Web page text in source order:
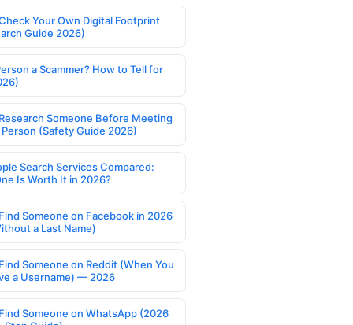
Your Own Digital Footprint
Guide 2026)
a Scammer? How to Tell for
Someone Before Meeting
(Safety Guide 2026)
Search Services Compared:
Is Worth It in 2026?
Someone on Facebook in 2026
a Last Name)
Someone on Reddit (When You
a Username) — 2026
Someone on WhatsApp (2026